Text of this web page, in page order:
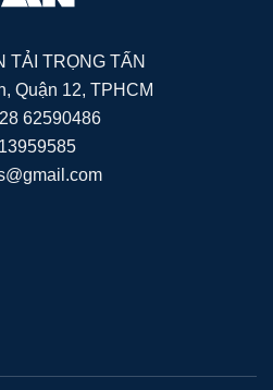
TẢI TRỌNG TẤN
Quận 12, TPHCM
62590486